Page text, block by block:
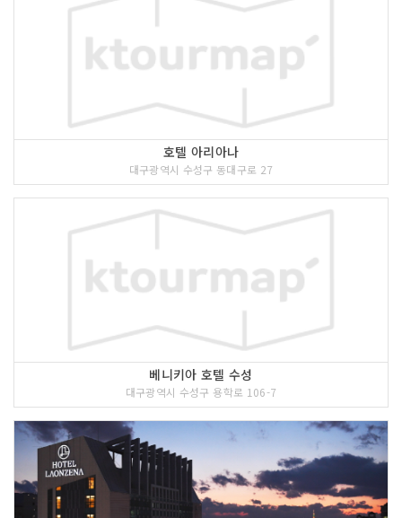
호텔 아리아나
대구광역시 수성구 동대구로 27
베니키아 호텔 수성
대구광역시 수성구 용학로 106-7